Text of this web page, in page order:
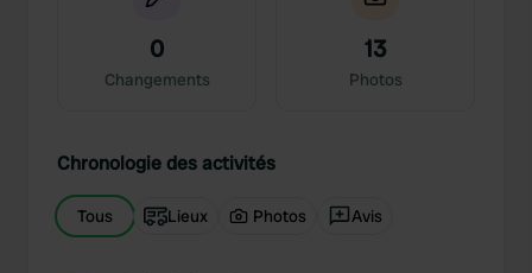
0
Changements
13
Photos
Chronologie des activités
Tous Lieux Photos Avis